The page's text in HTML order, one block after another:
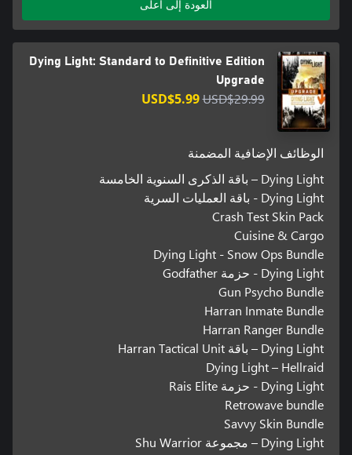
العودة إلى أعلى
Dying Light: Standard to Definitive Edition
Upgrade
USD$29.99
USD$5.99
الوظائف الإضافية المضمنة
Dying Light – باقة الذكرى السنوية الخامسة
Dying Light - باقة العمليات السرية
Crash Test Skin Pack
Cuisine & Cargo
Dying Light - Snow Ops Bundle
Dying Light - حزمة Godfather
Gun Psycho Bundle
Harran Inmate Bundle
Harran Ranger Bundle
Dying Light – باقة Harran Tactical Unit
Dying Light – Hellraid
Dying Light - حزمة Rais Elite
Retrowave bundle
Savvy Skin Bundle
Dying Light – مجموعة Shu Warrior